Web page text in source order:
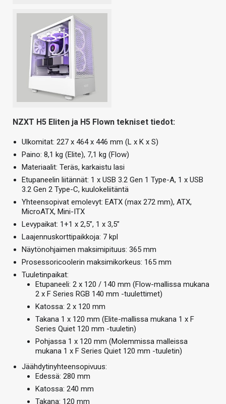
NZXT H5 Eliten ja H5 Flown tekniset tiedot:
Ulkomitat: 227 x 464 x 446 mm (L x K x S)
Paino: 8,1 kg (Elite), 7,1 kg (Flow)
Materiaalit: Teräs, karkaistu lasi
Etupaneelin liitännät: 1 x USB 3.2 Gen 1 Type-A, 1 x USB
3.2 Gen 2 Type-C, kuulokeliitäntä
Yhteensopivat emolevyt: EATX (max 272 mm), ATX,
MicroATX, Mini-ITX
Levypaikat: 1+1 x 2,5”, 1 x 3,5”
Laajennuskorttipaikkoja: 7 kpl
Näytönohjaimen maksimipituus: 365 mm
Prosessoricoolerin maksimikorkeus: 165 mm
Tuuletinpaikat:
Etupaneeli: 2 x 120 / 140 mm (Flow-mallissa mukana
2 x F Series RGB 140 mm -tuulettimet)
Katossa: 2 x 120 mm
Takana 1 x 120 mm (Elite-mallissa mukana 1 x F
Series Quiet 120 mm -tuuletin)
Pohjassa 1 x 120 mm (Molemmissa malleissa
mukana 1 x F Series Quiet 120 mm -tuuletin)
Jäähdytinyhteensopivuus:
Edessä: 280 mm
Katossa: 240 mm
Takana: 120 mm